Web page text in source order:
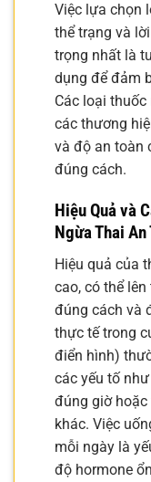
Việc lựa chọn
thể trạng và
trọng nhất là
dụng để đảm
Các loại
các thương
và độ an toàn
đúng cách.
Hiệu Quả và
Ngừa Thai An
Hiệu quả của
cao, có thể
đúng cách và
thực tế trong
điển hình)
các yếu tố
đúng giờ
khác. Việc
mỗi ngày là
độ hormone